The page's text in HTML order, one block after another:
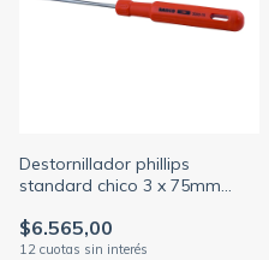
Destornillador phillips
standard chico 3 x 75mm
$6.565,00